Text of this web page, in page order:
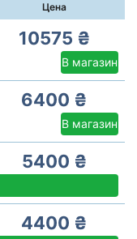
Цена
10575 ₴
В магазин
6400 ₴
В магазин
5400 ₴
4400 ₴
Подобрать